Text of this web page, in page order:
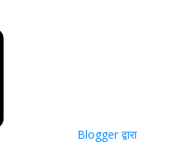
Blogger द्वारा